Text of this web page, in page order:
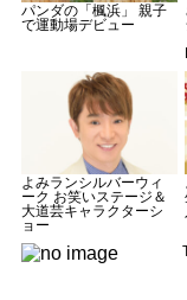
パンダの「楓浜」 親子
で運動場デビュー
よみランシルバーウィ
ーク お笑いステージ＆
大道芸キャラクターシ
ョー